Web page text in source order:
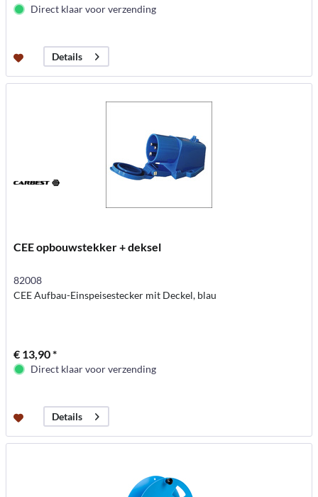
Direct klaar voor verzending
Details
CEE opbouwstekker + deksel
82008
CEE Aufbau-Einspeisestecker mit Deckel, blau
€ 13,90 *
Direct klaar voor verzending
Details